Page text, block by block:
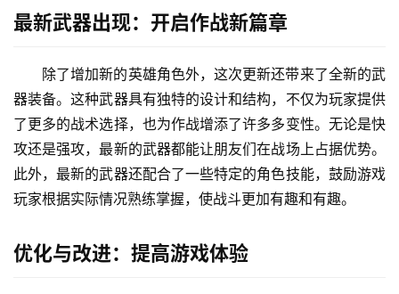
最新武器出现：开启作战新篇章
除了增加新的英雄角色外，这次更新还带来了全新的武
器装备。这种武器具有独特的设计和结构，不仅为玩家提供
了更多的战术选择，也为作战增添了许多多变性。无论是快
攻还是强攻，最新的武器都能让朋友们在战场上占据优势。
此外，最新的武器还配合了一些特定的角色技能，鼓励游戏
玩家根据实际情况熟练掌握，使战斗更加有趣和有趣。
优化与改进：提高游戏体验